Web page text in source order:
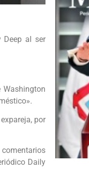
Deep al ser
por
Daily